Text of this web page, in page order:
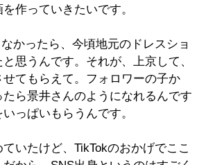
作っていきたいです。
かったら、今頃地元のドレスショ
思うんです。それが、上京して、
てもらえて。フォロワーの子か
たら景井さんのようになれるんです
っぱいもらうんです。
いたけど、TikTokのおかげでここ